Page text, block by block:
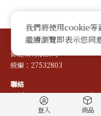
御之果有限公司
統編：27532803
聯絡
電話：(02)27683188~9傳真
E-mail：登入 商品
我們將使用cookie等
繼續瀏覽即表示您同